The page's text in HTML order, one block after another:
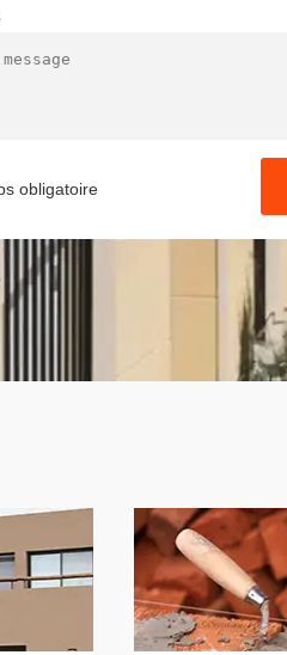
obligatoire